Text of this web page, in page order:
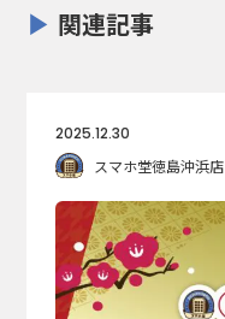
関連記事
2025.12.30
スマホ堂徳島沖浜店